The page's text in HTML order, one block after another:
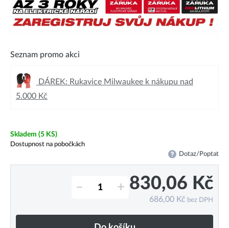
Seznam promo akci
DÁREK: Rukavice Milwaukee k nákupu nad
5.000 Kč
Skladem (5 KS)
Dostupnost na pobočkách
Dotaz/Poptat
– + 830,06 Kč
686,00 Kč bez DPH